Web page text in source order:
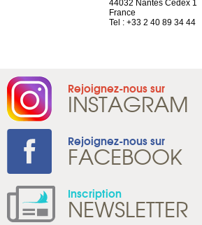
44032 Nantes Cedex 1
France
Tel : +33 2 40 89 34 44
Rejoignez-nous sur
INSTAGRAM
Rejoignez-nous sur
FACEBOOK
Inscription
NEWSLETTER